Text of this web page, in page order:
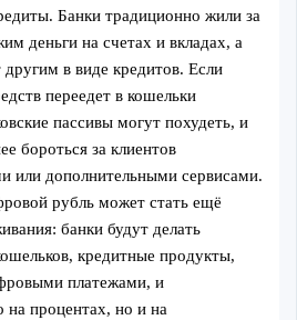
Банки традиционно жили за
деньги на счетах и вкладах, а
в виде кредитов. Если
переедет в кошельки
пассивы могут похудеть, и
бороться за клиентов
или дополнительными сервисами.
рубль может стать ещё
банки будут делать
кредитные продукты,
платежами, и
на процентах, но и на